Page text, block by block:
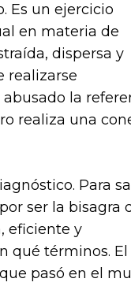
Es un ejercicio
en materia de
dispersa y
realizarse
la
realiza una
Para
ser la bisagra
eficiente y
qué términos. El
pasó en el